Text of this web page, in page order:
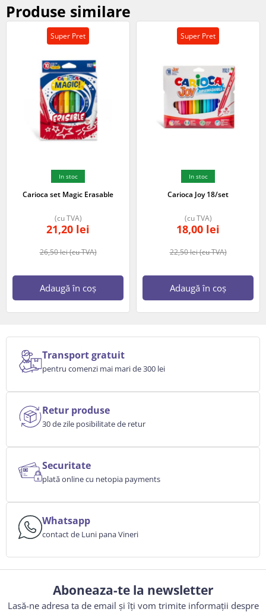
Produse similare
Super Pret
In stoc
Carioca set Magic Erasable
26,50lei(cu TVA)
21,20 lei
(cu TVA)
Adaugă în coș
Super Pret
In stoc
Carioca Joy 18/set
22,50lei(cu TVA)
18,00 lei
(cu TVA)
Adaugă în coș
Transport gratuit
pentru comenzi mai mari de 300 lei
Retur produse
30 de zile posibilitate de retur
Securitate
plată online cu netopia payments
Whatsapp
contact de Luni pana Vineri
Aboneaza-te la newsletter
Lasă-ne adresa ta de email și îți vom trimite informații despre